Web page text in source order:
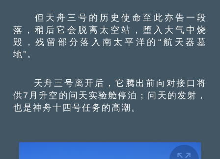
但天舟三号的历史使命至此亦告一段
落，稍后它会脱离太空站，堕入大气中烧
毁，残留部分落入南太平洋的“航天器墓
地”。
天舟三号离开后，它腾出前向对接口将
供7月升空的问天实验舱停泊；问天的发射，
也是神舟十四号任务的高潮。